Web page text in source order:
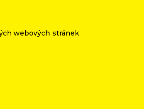
webových stránek